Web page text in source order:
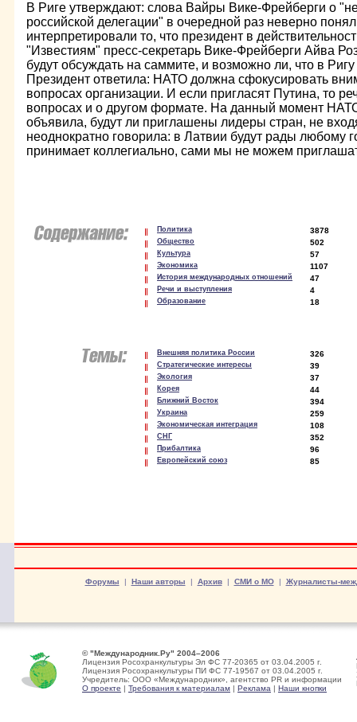
В Риге утверждают: слова Вайры Вике-Фрейберги о
российской делегации" в очередной раз неверно
интерпретировали то, что президент в
"Известиям" пресс-секретарь Вике-Фрейберги Айва
будут обсуждать на саммите, и возможно ли, что в
Президент ответила: НАТО должна сфокусировать
вопросах организации. И если пригласят Путина, то
вопросах и о другом формате. На данный момент
объявила, будут ли приглашены лидеры стран, не
неоднократно говорила: в Латвии будут рады
принимает коллегиально, сами мы не можем
Политика 3878
Общество 502
Культура 57
Экономика 1107
История международных отношений 47
Речи и выступления 4
Образование 18
Внешняя политика России 326
Стратегические интересы 39
Экология 37
Корея 44
Ближний Восток 394
Украина 259
Экономическая интеграция 108
СНГ 352
Прибалтика 96
Европейский союз 85
Форумы | Наши авторы | Архив| СМИ о МО| Журналисты-
© "Международник.Ру" 2004–2006
Лицензия Росохранкультуры Эл ФС 77-20365 от 03.04.2005 г.
Лицензия Росохранкультуры ПИ ФС 77-19567 от 03.04.2005 г.
Учредитель: ООО «Международник», агентство PR и информации
О проекте | Требования к материалам | Реклама | Наши кнопки